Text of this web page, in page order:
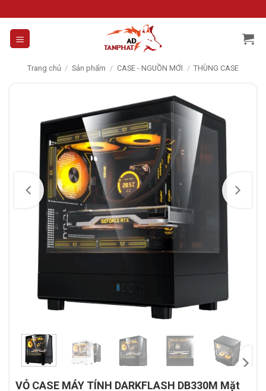
to
content
Trang chủ / Sản phẩm / CASE - NGUỒN MỚI / THÙNG CASE
VỎ CASE MÁY TÍNH DARKFLASH DB330M Mặt